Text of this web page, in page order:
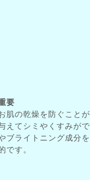
要
肌の乾燥を防ぐこと
えてシミやくすみが
ブライトニング成分
です。